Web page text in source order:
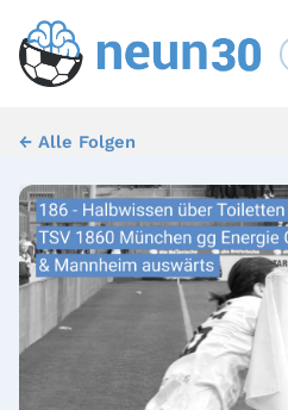
← Alle Folgen